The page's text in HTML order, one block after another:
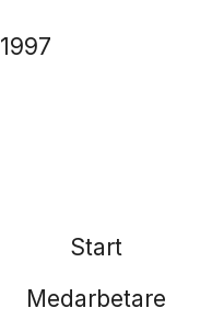
1997
Start
Medarbetare